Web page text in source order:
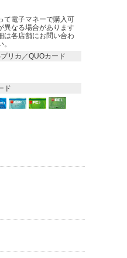
て電子マネーで購入可
異なる場合があります
は各店舗にお問い合わ
リカ／QUOカード
ド